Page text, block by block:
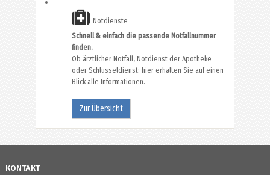
Notdienste
Schnell & einfach die passende Notfallnummer
finden.
Ob ärztlicher Notfall, Notdienst der Apotheke
oder Schlüsseldienst: hier erhalten Sie auf einen
Blick alle Informationen.
Zur Übersicht
KONTAKT